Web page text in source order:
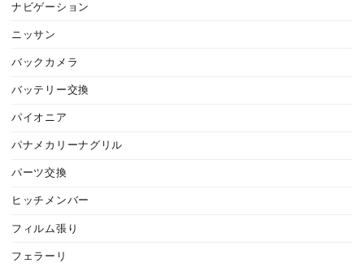
ナビゲーション
ニッサン
バックカメラ
バッテリー交換
パイオニア
パナメカリーナグリル
パーツ交換
ヒッチメンバー
フィルム張り
フェラーリ